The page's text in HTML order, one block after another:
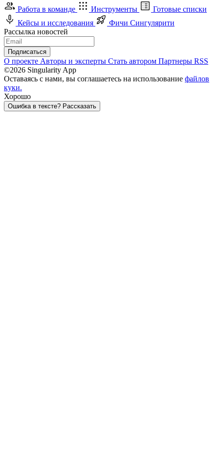
Работа в команде
Инструменты
Готовые списки
Кейсы и исследования
Фичи Сингулярити
Рассылка новостей
Подписаться
О проекте Авторы и эксперты Стать автором Партнеры RSS
©2026 Singularity App
Оставаясь с нами, вы соглашаетесь на использование файлов
куки.
Хорошо
Ошибка в тексте? Рассказать